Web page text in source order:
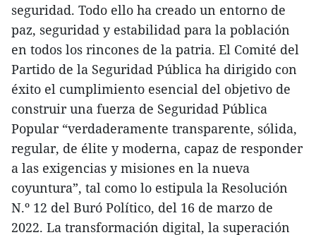
seguridad. Todo ello ha creado un entorno de
paz, seguridad y estabilidad para la población
en todos los rincones de la patria. El Comité del
Partido de la Seguridad Pública ha dirigido con
éxito el cumplimiento esencial del objetivo de
construir una fuerza de Seguridad Pública
Popular “verdaderamente transparente, sólida,
regular, de élite y moderna, capaz de responder
a las exigencias y misiones en la nueva
coyuntura”, tal como lo estipula la Resolución
N.º 12 del Buró Político, del 16 de marzo de
2022. La transformación digital, la superación